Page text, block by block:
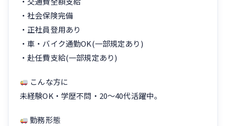
・社会保険完備
・正社員登用あり
・車・バイク通勤OK(一部規定あり)
・赴任費支給(一部規定あり)
こんな方に
未経験OK・学歴不問・20〜40代活躍中。
勤務形態